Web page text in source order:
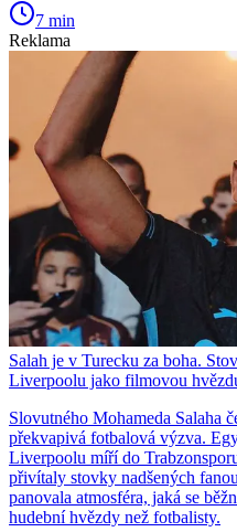
7 min
Reklama
Salah je v Turecku za boha.
Liverpoolu jako filmovou
Slovutného Mohameda Salaha
překvapivá fotbalová výzva.
Liverpoolu míří do
přivítaly stovky nadšených
panovala atmosféra, jaká se
hudební hvězdy než fotbalisty.